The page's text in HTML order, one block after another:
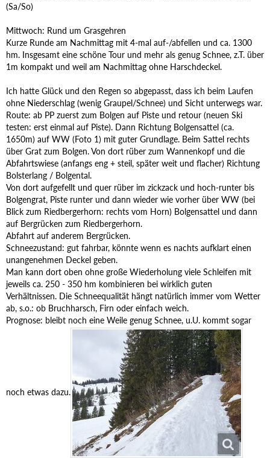
(Sa/So)
Mittwoch: Rund um Grasgehren
Kurze Runde am Nachmittag mit 4-mal auf-/abfellen und ca. 1300
hm. Insgesamt eine schöne Tour und mehr als genug Schnee, z.T. über
1m kompakt und weil am Nachmittag ohne Harschdeckel.
Ich hatte Glück und den Regen so abgepasst, dass ich beim Laufen
ohne Niederschlag (wenig Graupel/Schnee) und Sicht unterwegs war.
Route: ab PP zuerst zum Bolgen auf Piste und retour (neuen Ski
testen: erst einmal auf Piste). Dann Richtung Bolgensattel (ca.
1650m) auf WW (Foto 1) mit guter Grundlage. Beim Sattel rechts
über Grat zum Bolgen. Von dort rüber zum Wannenkopf und die
Abfahrtswiese (anfangs eng + steil, später weit und flacher) Richtung
Bolsterlang / Bolgental.
Von dort aufgefellt und quer rüber im zickzack und hoch-runter bis
Bolgengrat, Piste runter und dann wieder wie vorher über WW (bei
Blick zum Riedbergerhorn: rechts vom Horn) Bolgensattel und dann
auf Bergrücken zum Riedbergerhorn.
Abfahrt auf anderem Bergrücken.
Schneezustand: gut fahrbar, könnte wenn es nachts aufklart einen
unangenehmen Deckel geben.
Man kann dort oben ohne große Wiederholung viele Schleifen mit
jeweils ca. 250 - 350 hm kombinieren bei wirklich guten
Verhältnissen. Die Schneequalität hängt natürlich immer vom Wetter
ab, s.o.: ob Bruchharsch, Firn oder einfach weich.
Prognose: bleibt noch eine Weile genug Schnee, u.U. kommt sogar
noch etwas dazu.